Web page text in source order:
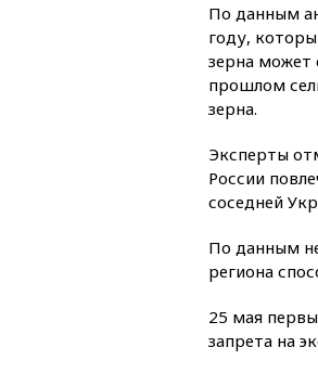
По данным
году,
зерна может
прошлом
зерна.
Эксперты
России
соседней
По данным
региона
25 мая
запрета на